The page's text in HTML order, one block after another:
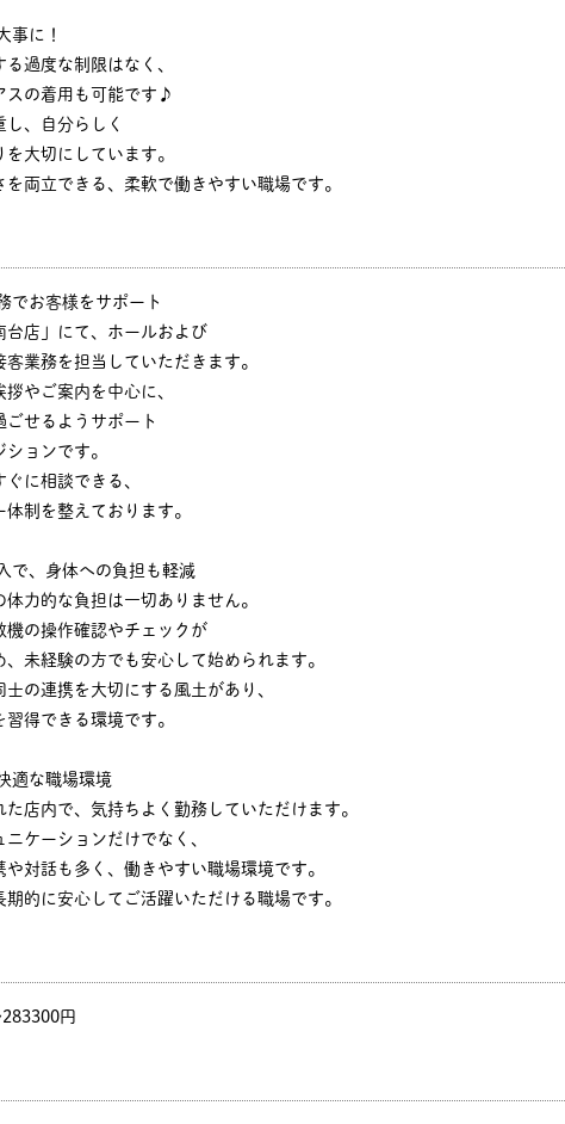
事に！
過度な制限はなく、
スの着用も可能です♪
、自分らしく
大切にしています。
両立できる、柔軟で働きやすい職場です。
でお客様をサポート
台店」にて、ホールおよび
客業務を担当していただきます。
やご案内を中心に、
ごせるようサポート
ョンです。
に相談できる、
制を整えております。
で、身体への負担も軽減
力的な負担は一切ありません。
機の操作確認やチェックが
、未経験の方でも安心して始められます。
士の連携を大切にする風土があり、
習得できる環境です。
適な職場環境
た店内で、気持ちよく勤務していただけます。
ケーションだけでなく、
や対話も多く、働きやすい職場環境です。
的に安心してご活躍いただける職場です。
円